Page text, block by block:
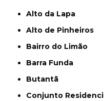
Alto da Lapa
Alto de Pinheiros
Bairro do Limão
Barra Funda
Butantã
Conjunto